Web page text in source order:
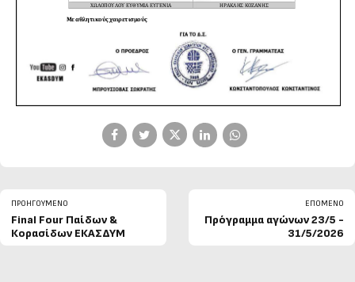
ΠΡΟΗΓΟΎΜΕΝΟ
Final Four Παίδων &
Κορασίδων ΕΚΑΣΔΥΜ
ΕΠΌΜΕΝΟ
Πρόγραμμα αγώνων 23/5 -
31/5/2026